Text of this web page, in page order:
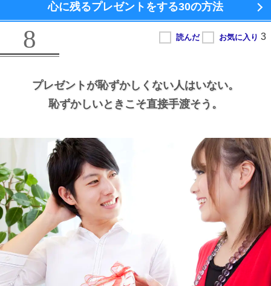
心に残るプレゼントをする30の方法
8
プレゼントが恥ずかしくない人はいない。
恥ずかしいときこそ直接手渡そう。